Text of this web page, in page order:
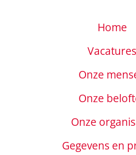
Home
Vacatures
Onze
Onze
Onze
Gegevens en